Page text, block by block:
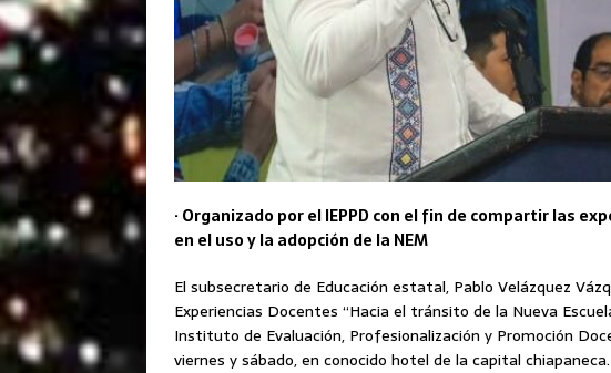
· Organizado por el IEPPD con el fin de compartir las
en el uso y la adopción de la NEM
El subsecretario de Educación estatal, Pablo Velázquez
Experiencias Docentes “Hacia el tránsito de la Nueva
Instituto de Evaluación, Profesionalización y Promoción
viernes y sábado, en conocido hotel de la capital chiapaneca.